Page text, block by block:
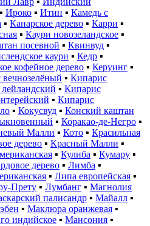
▪ Ироко ▪ Итин ▪ Камедь с
▪ Канарское дерево ▪ Карри ▪
▪ Каури новозеландское ▪
посевной ▪ Квинвуд ▪
каури ▪ Кедр ▪
кофейное дерево ▪ Керуинг ▪
▪ Кипарис
▪ Кипарис
▪ Кипарис
▪ Кокусвуд ▪ Конский каштан
▪ Коракао-де-Негро ▪
Малли ▪ Кото ▪ Красильная
дерево ▪ Красный Малли ▪
▪ Кулиба ▪ Кумару ▪
дерево ▪ Лимба ▪
▪ Липа европейская ▪
Прету ▪ Лумбанг ▪ Магнолия
палисандр ▪ Майалл ▪
▪ Маклюра оранжевая ▪
индийское ▪ Мансония ▪